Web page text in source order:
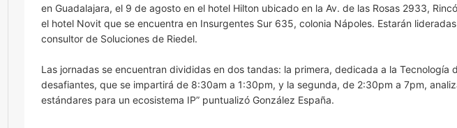
en Guadalajara, el 9 de agosto en el hotel Hilton ubicado en la Av. de las Rosas 2933,
el hotel Novit que se encuentra en Insurgentes Sur 635, colonia Nápoles. Estarán
consultor de Soluciones de Riedel.
Las jornadas se encuentran divididas en dos tandas: la primera, dedicada a la Tecnología
desafiantes, que se impartirá de 8:30am a 1:30pm, y la segunda, de 2:30pm a 7pm,
estándares para un ecosistema IP” puntualizó González España.